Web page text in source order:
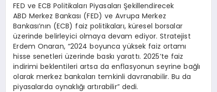
FED ve ECB Politikaları Piyasaları Şekillendirecek
ABD Merkez Bankası (FED) ve Avrupa Merkez
Bankası’nın (ECB) faiz politikaları, küresel borsalar
üzerinde belirleyici olmaya devam ediyor. Stratejist
Erdem Onaran, “2024 boyunca yüksek faiz ortamı
hisse senetleri üzerinde baskı yarattı. 2025’te faiz
indirimi beklentileri artsa da enflasyonun seyrine bağlı
olarak merkez bankaları temkinli davranabilir. Bu da
piyasalarda oynaklığı artırabilir” dedi.